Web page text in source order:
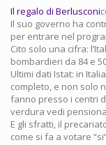
Il regalo di Berlusconi
Il suo governo ha
per entrare nel
Cito solo una cifra:
bombardieri da 84 e
Ultimi dati Istat: in
completo, e non solo
fanno presso i centri
verdura vedi
E gli sfratti, il
come si fa a votare